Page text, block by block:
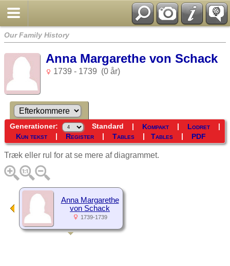
Our Family History
Anna Margarethe von Schack
1739 - 1739 (0 år)
Generationer: Standard | Kompakt| Lodret|
Kun tekst| Register| Tables| Tables| PDF
Træk eller rul for at se mere af diagrammet.
Anna Margarethe
von Schack
1739-1739